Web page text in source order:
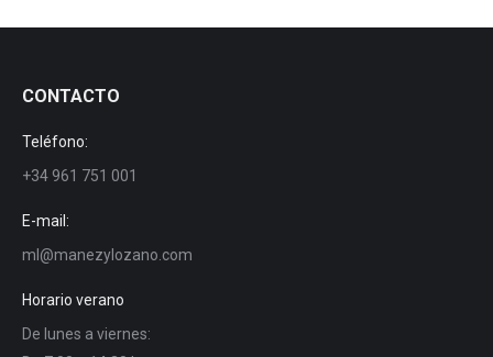
CONTACTO
Teléfono:
+34 961 751 001
E-mail:
ml@manezylozano.com
Horario verano
De lunes a viernes: